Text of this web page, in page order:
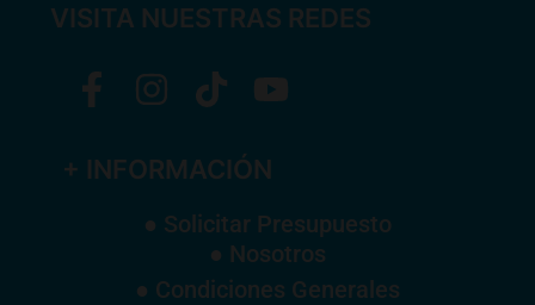
VISITA NUESTRAS REDES
+ INFORMACIÓN
● Solicitar Presupuesto
● Nosotros
● Condiciones Generales